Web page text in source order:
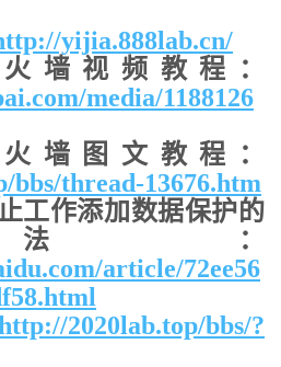
yijia.888lab.cn/
墙视频教程：
media/1188126
墙图文教程：
bbs/thread-13676.htm
工作添加数据保护的
：
article/72ee56
2020lab.top/bbs/?